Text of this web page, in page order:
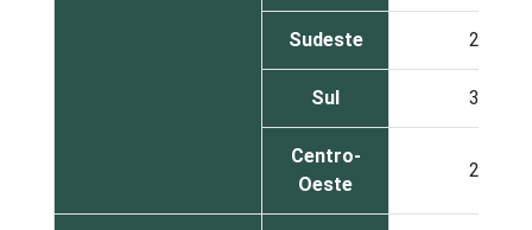
Sudeste 24
Sul 32
Centro-
Oeste
24